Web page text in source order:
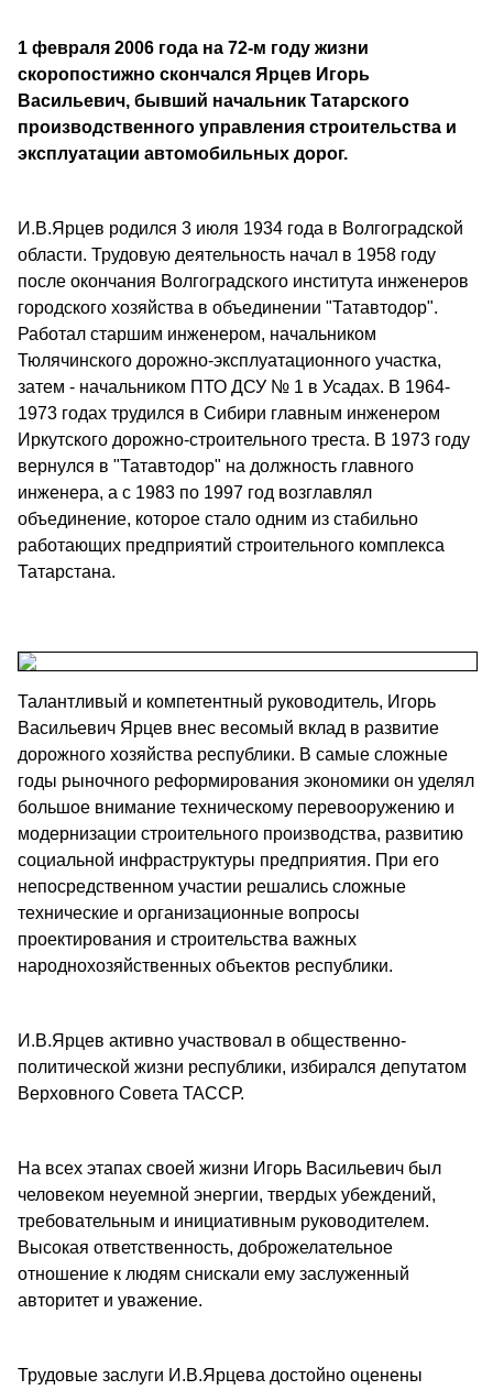
1 февраля 2006 года на 72-м году жизни
скоропостижно скончался Ярцев Игорь
Васильевич, бывший начальник Татарского
производственного управления строительства и
эксплуатации автомобильных дорог.
И.В.Ярцев родился 3 июля 1934 года в Волгоградской
области. Трудовую деятельность начал в 1958 году
после окончания Волгоградского института инженеров
городского хозяйства в объединении "Татавтодор".
Работал старшим инженером, начальником
Тюлячинского дорожно-эксплуатационного участка,
затем - начальником ПТО ДСУ № 1 в Усадах. В 1964-
1973 годах трудился в Сибири главным инженером
Иркутского дорожно-строительного треста. В 1973 году
вернулся в "Татавтодор" на должность главного
инженера, а с 1983 по 1997 год возглавлял
объединение, которое стало одним из стабильно
работающих предприятий строительного комплекса
Татарстана.
Талантливый и компетентный руководитель, Игорь
Васильевич Ярцев внес весомый вклад в развитие
дорожного хозяйства республики. В самые сложные
годы рыночного реформирования экономики он уделял
большое внимание техническому перевооружению и
модернизации строительного производства, развитию
социальной инфраструктуры предприятия. При его
непосредственном участии решались сложные
технические и организационные вопросы
проектирования и строительства важных
народнохозяйственных объектов республики.
И.В.Ярцев активно участвовал в общественно-
политической жизни республики, избирался депутатом
Верховного Совета ТАССР.
На всех этапах своей жизни Игорь Васильевич был
человеком неуемной энергии, твердых убеждений,
требовательным и инициативным руководителем.
Высокая ответственность, доброжелательное
отношение к людям снискали ему заслуженный
авторитет и уважение.
Трудовые заслуги И.В.Ярцева достойно оценены